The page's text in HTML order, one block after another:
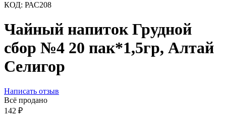
КОД: РАС208
Чайный напиток Грудной
сбор №4 20 пак*1,5гр, Алтай
Селигор
Написать отзыв
Всё продано
142 ₽